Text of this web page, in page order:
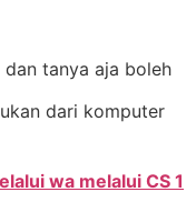
tanya aja boleh
dari komputer
wa melalui CS 1